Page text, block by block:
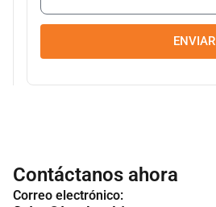
ENVIAR
Contáctanos ahora
Correo electrónico: